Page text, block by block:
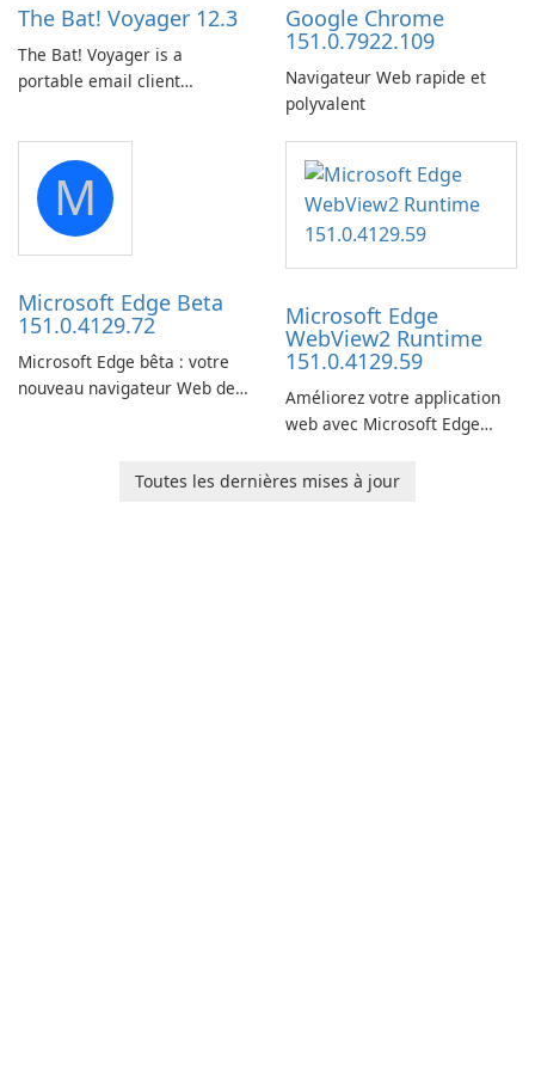
The Bat! Voyager 12.3
The Bat! Voyager is a
portable email client
portable media on any
computer running Microsoft
Windows.
Google Chrome
151.0.7922.109
Navigateur Web rapide et
polyvalent
M
Microsoft Edge Beta
151.0.4129.72
Microsoft Edge bêta : votre
nouveau navigateur Web de
Microsoft Edge
WebView2 Runtime
151.0.4129.59
Améliorez votre application
web avec Microsoft Edge
Toutes les dernières mises à jour